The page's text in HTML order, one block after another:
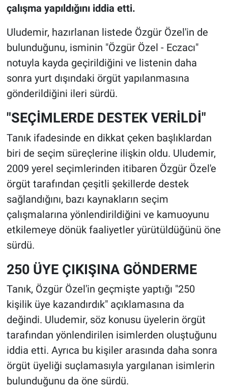
çalışma yapıldığını iddia etti.
Uludemir, hazırlanan listede Özgür Özel'in de
bulunduğunu, isminin "Özgür Özel - Eczacı"
notuyla kayda geçirildiğini ve listenin daha
sonra yurt dışındaki örgüt yapılanmasına
gönderildiğini ileri sürdü.
"SEÇİMLERDE DESTEK VERİLDİ"
Tanık ifadesinde en dikkat çeken başlıklardan
biri de seçim süreçlerine ilişkin oldu. Uludemir,
2009 yerel seçimlerinden itibaren Özgür Özel'e
örgüt tarafından çeşitli şekillerde destek
sağlandığını, bazı kaynakların seçim
çalışmalarına yönlendirildiğini ve kamuoyunu
etkilemeye dönük faaliyetler yürütüldüğünü öne
sürdü.
250 ÜYE ÇIKIŞINA GÖNDERME
Tanık, Özgür Özel'in geçmişte yaptığı "250
kişilik üye kazandırdık" açıklamasına da
değindi. Uludemir, söz konusu üyelerin örgüt
tarafından yönlendirilen isimlerden oluştuğunu
iddia etti. Ayrıca bu kişiler arasında daha sonra
örgüt üyeliği suçlamasıyla yargılanan isimlerin
bulunduğunu da öne sürdü.